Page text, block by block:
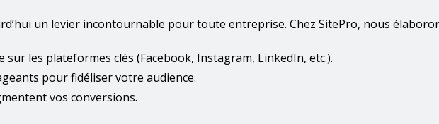
un levier incontournable pour toute entreprise. Chez SitePro, nous
les plateformes clés (Facebook, Instagram, LinkedIn, etc.).
pour fidéliser votre audience.
vos conversions.